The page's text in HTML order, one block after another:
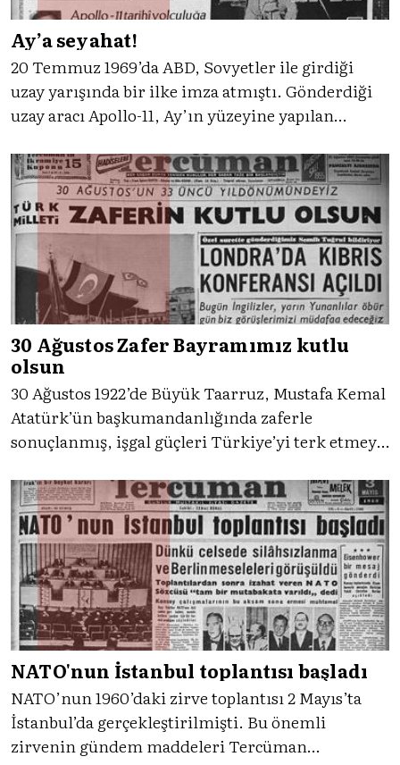
Ay’a seyahat!
20 Temmuz 1969’da ABD, Sovyetler ile girdiği
uzay yarışında bir ilke imza atmıştı. Gönderdiği
uzay aracı Apollo-11, Ay’ın yüzeyine yapılan
seyahat, Tercüman’ın da ana gündemiydi. Gelin,
bu seyahatin detaylarına Tercüman ile birlikte
bakalım.
30 Ağustos Zafer Bayramımız kutlu
olsun
30 Ağustos 1922’de Büyük Taarruz, Mustafa Kemal
Atatürk’ün başkumandanlığında zaferle
sonuçlanmış, işgal güçleri Türkiye’yi terk etmeye
temsil eden Zafer Bayramı’nı Tercüman nasıl
kutlamıştı, gelin birlikte bakalım.
NATO'nun İstanbul toplantısı başladı
NATO’nun 1960’daki zirve toplantısı 2 Mayıs’ta
İstanbul’da gerçekleştirilmişti. Bu önemli
zirvenin gündem maddeleri Tercüman